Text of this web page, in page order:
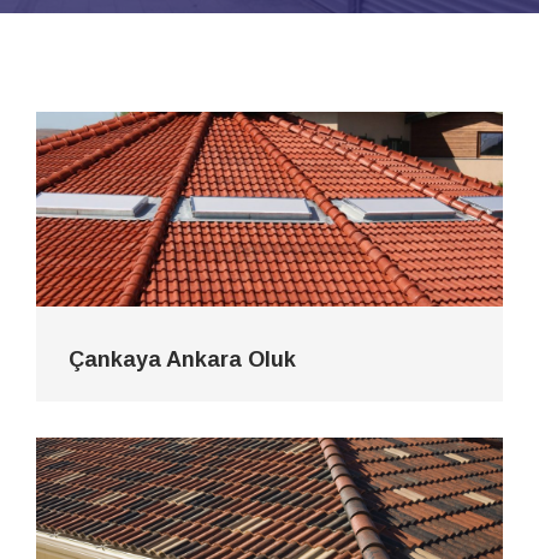
Çankaya Ankara Oluk